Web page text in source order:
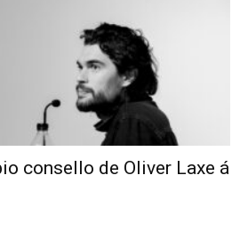
consello de Oliver Laxe á